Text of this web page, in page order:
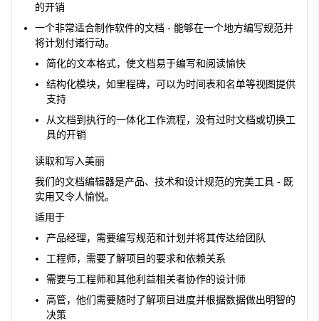
的开销
一个非常适合制作软件的文档 - 能够在一个地方编写规范并
将计划付诸行动。
简化的文本格式，使文档易于编写和阅读愉快
结构化模块，如里程碑，可以为时间表和名单等视图提供
支持
从文档到执行的一体化工作流程，没有过时文档或切换工
具的开销
读取和写入美丽
我们的文档编辑器是产品、技术和设计规范的完美工具 - 既
实用又令人愉悦。
适用于
产品经理，需要编写规范和计划并将其传达给团队
工程师，需要了解项目的要求和依赖关系
需要与工程师和其他利益相关者协作的设计师
高管，他们需要随时了解项目进度并根据数据做出明智的
决策